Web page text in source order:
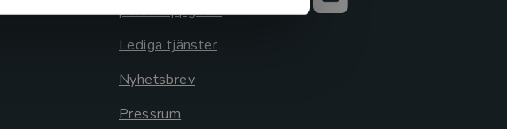
personuppgifter
Lediga tjänster
Nyhetsbrev
Pressrum